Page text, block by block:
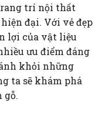
trí nội thất
đại. Với vẻ đẹp
lợi của vật liệu
ưu điểm đáng
khỏi những
ta sẽ khám phá
gỗ.